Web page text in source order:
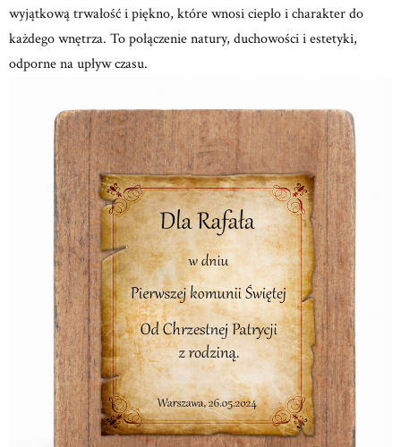
wyjątkową trwałość i piękno, które wnosi ciepło i charakter do
każdego wnętrza. To połączenie natury, duchowości i estetyki,
odporne na upływ czasu.